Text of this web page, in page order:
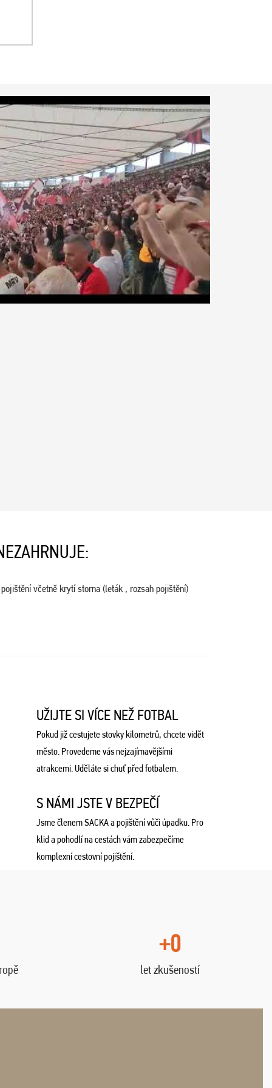
včetně krytí storna (leták , rozsah pojištění)
UŽIJTE SI VÍCE NEŽ FOTBAL
Pokud již cestujete stovky kilometrů, chcete vidět
město. Provedeme vás nejzajímavějšími
atrakcemi. Uděláte si chuť před fotbalem.
S NÁMI JSTE V BEZPEČÍ
Jsme členem SACKA a pojištění vůči úpadku. Pro
klid a pohodlí na cestách vám zabezpečíme
komplexní cestovní pojištění.
+0
let zkušeností